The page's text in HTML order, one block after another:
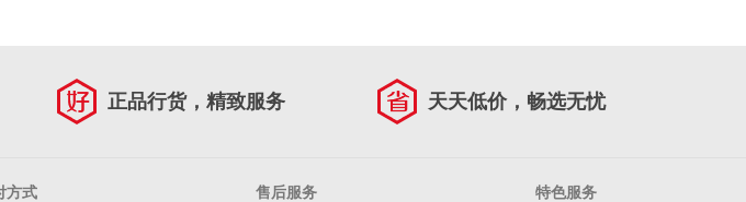
正品行货，精致服务 天天低价，畅选无忧
方式 售后服务 特色服务